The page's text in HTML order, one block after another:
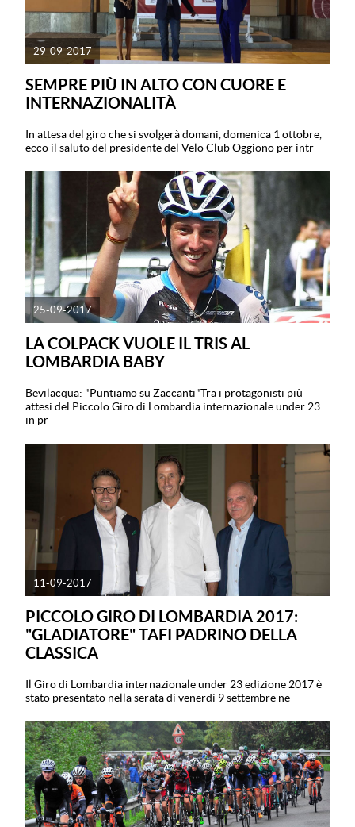
29-09-2017
SEMPRE PIÙ IN ALTO CON CUORE E
INTERNAZIONALITÀ
In attesa del giro che si svolgerà domani, domenica 1 ottobre,
ecco il saluto del presidente del Velo Club Oggiono per intr
25-09-2017
LA COLPACK VUOLE IL TRIS AL
LOMBARDIA BABY
Bevilacqua: "Puntiamo su Zaccanti"Tra i protagonisti più
attesi del Piccolo Giro di Lombardia internazionale under 23
in pr
11-09-2017
PICCOLO GIRO DI LOMBARDIA 2017:
"GLADIATORE" TAFI PADRINO DELLA
CLASSICA
Il Giro di Lombardia internazionale under 23 edizione 2017 è
stato presentato nella serata di venerdì 9 settembre ne